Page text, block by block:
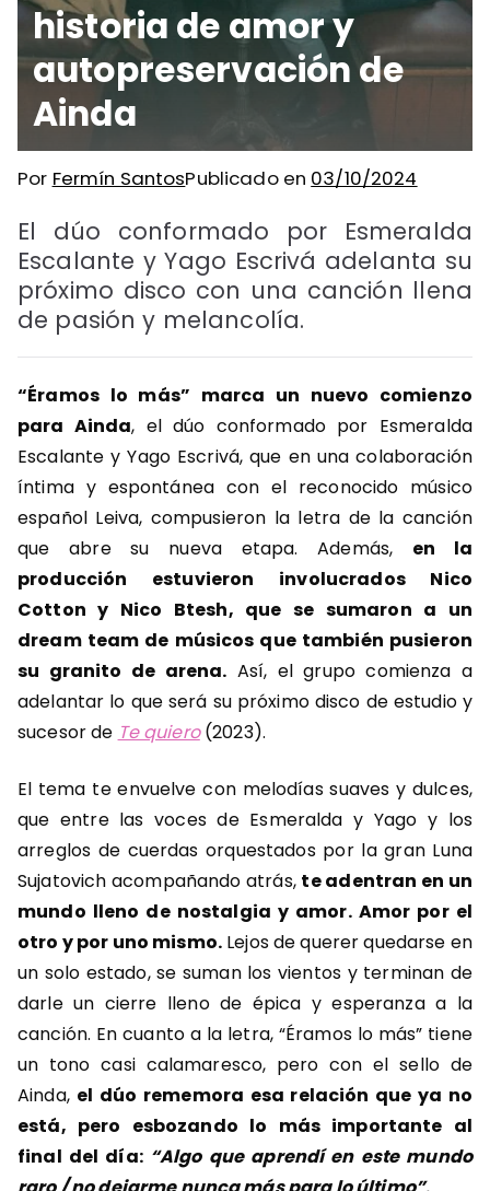
historia de amor y
autopreservación de
Ainda
Por Fermín SantosPublicado en 03/10/2024
El dúo conformado por Esmeralda
Escalante y Yago Escrivá adelanta su
próximo disco con una canción llena
de pasión y melancolía.
“Éramos lo más” marca un nuevo comienzo
para Ainda, el dúo conformado por Esmeralda
Escalante y Yago Escrivá, que en una colaboración
íntima y espontánea con el reconocido músico
español Leiva, compusieron la letra de la canción
que abre su nueva etapa. Además, en la
producción estuvieron involucrados Nico
Cotton y Nico Btesh, que se sumaron a un
dream team de músicos que también pusieron
su granito de arena. Así, el grupo comienza a
adelantar lo que será su próximo disco de estudio y
sucesor de Te quiero(2023).
El tema te envuelve con melodías suaves y dulces,
que entre las voces de Esmeralda y Yago y los
arreglos de cuerdas orquestados por la gran Luna
Sujatovich acompañando atrás, te adentran en un
mundo lleno de nostalgia y amor. Amor por el
otro y por uno mismo. Lejos de querer quedarse en
un solo estado, se suman los vientos y terminan de
darle un cierre lleno de épica y esperanza a la
canción. En cuanto a la letra, “Éramos lo más” tiene
un tono casi calamaresco, pero con el sello de
Ainda, el dúo rememora esa relación que ya no
está, pero esbozando lo más importante al
final del día: “Algo que aprendí en este mundo